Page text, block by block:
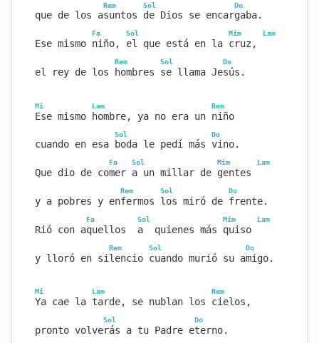
Rem Sol Do
que de los asuntos de Dios se encargaba.
Fa Sol Mim Lam
Ese mismo niño, el que está en la cruz,
Rem Sol Do
el rey de los hombres se llama Jesús.
Mi Lam Rem
Ese mismo hombre, ya no era un niño
Sol Do
cuando en esa boda le pedí más vino.
Fa Sol Mim Lam
Que dio de comer a un millar de gentes
Rem Sol Do
y a pobres y enfermos los miró de frente.
Fa Sol Mim Lam
Rió con aquellos  a  quienes más quiso
Rem Sol Do
y lloró en silencio cuando murió su amigo.
Mi Lam Rem
Ya cae la tarde, se nublan los cielos,
Sol Do
pronto volverás a tu Padre eterno.